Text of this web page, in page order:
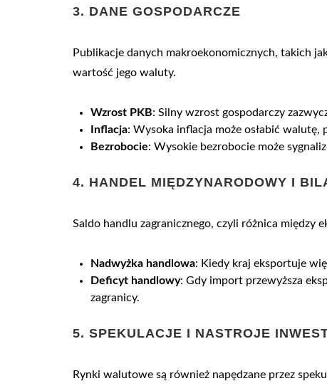
3. DANE GOSPODARCZE
Publikacje danych makroekonomicznych, takich
wartość jego waluty.
Wzrost PKB: Silny wzrost gospodarczy
Inflacja: Wysoka inflacja może osłabić walutę,
Bezrobocie: Wysokie bezrobocie może
4. HANDEL MIĘDZYNARODOWY I
Saldo handlu zagranicznego, czyli różnica między
Nadwyżka handlowa: Kiedy kraj eksportuje
Deficyt handlowy: Gdy import przewyższa
zagranicy.
5. SPEKULACJE I NASTROJE
Rynki walutowe są również napędzane przez